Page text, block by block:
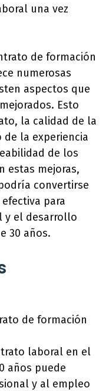
una vez
de formación
numerosas
aspectos que
Esto
la calidad de la
la experiencia
de los
estas mejoras,
convertirse
para
y el desarrollo
30 años.
de formación
laboral en el
años puede
y al empleo